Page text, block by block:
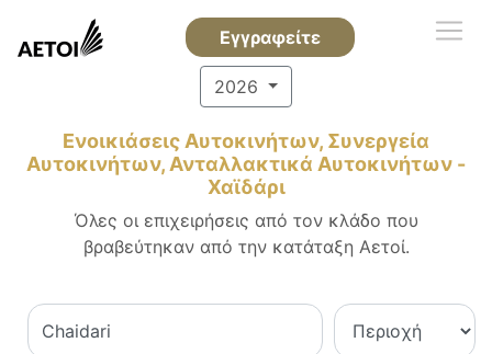
Εγγραφείτε
2026
Ενοικιάσεις Αυτοκινήτων, Συνεργεία
Αυτοκινήτων, Ανταλλακτικά Αυτοκινήτων -
Χαϊδάρι
Όλες οι επιχειρήσεις από τον κλάδο που
βραβεύτηκαν από την κατάταξη Αετοί.